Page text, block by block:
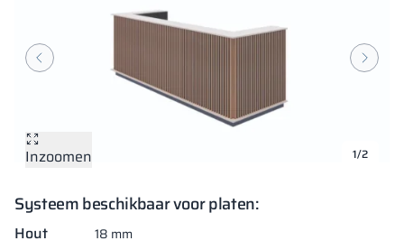
1/2
Inzoomen
Inzoomen
Systeem beschikbaar voor platen:
Hout 18 mm